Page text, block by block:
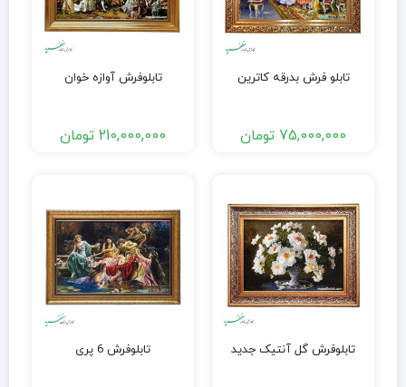
تابلو فرش بدرقه کاترین
75,000,000 تومان
تابلوفرش آوازه خوان
210,000,000 تومان
تابلوفرش گل آنتیک جدید تابلوفرش 6 پری